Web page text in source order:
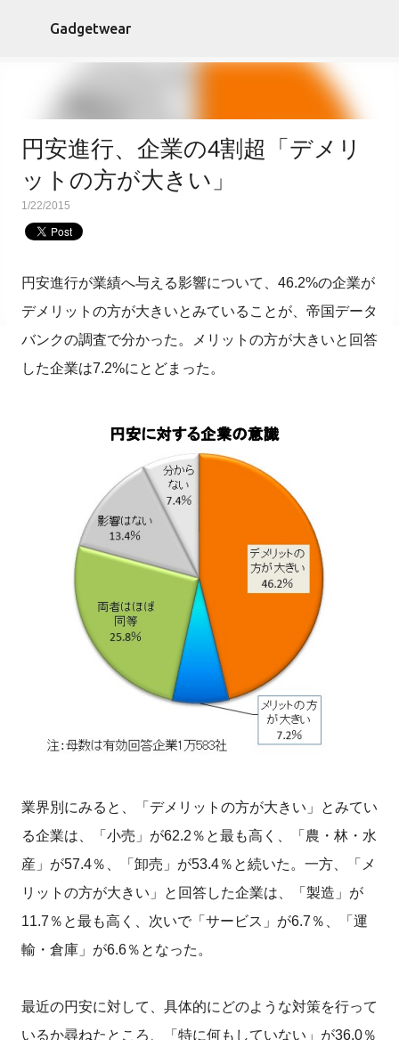
スキップしてメイン コンテンツに移動
Gadgetwear
円安進行、企業の4割超「デメリ
ットの方が大きい」
1/22/2015
円安進行が業績へ与える影響について、46.2%の企業が
デメリットの方が大きいとみていることが、帝国データ
バンクの調査で分かった。メリットの方が大きいと回答
した企業は7.2%にとどまった。
業界別にみると、「デメリットの方が大きい」とみてい
る企業は、「小売」が62.2％と最も高く、「農・林・水
産」が57.4％、「卸売」が53.4％と続いた。一方、「メ
リットの方が大きい」と回答した企業は、「製造」が
11.7％と最も高く、次いで「サービス」が6.7％、「運
輸・倉庫」が6.6％となった。
最近の円安に対して、具体的にどのような対策を行って
いるか尋ねたところ、「特に何もしていない」が36.0％